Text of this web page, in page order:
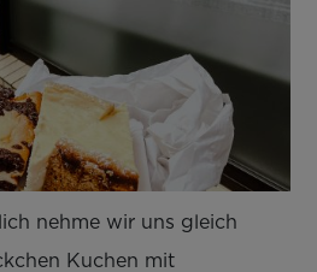
nehme wir uns gleich
Kuchen mit